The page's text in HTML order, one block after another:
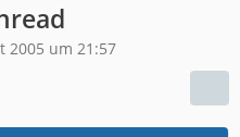
2005 um 21:57